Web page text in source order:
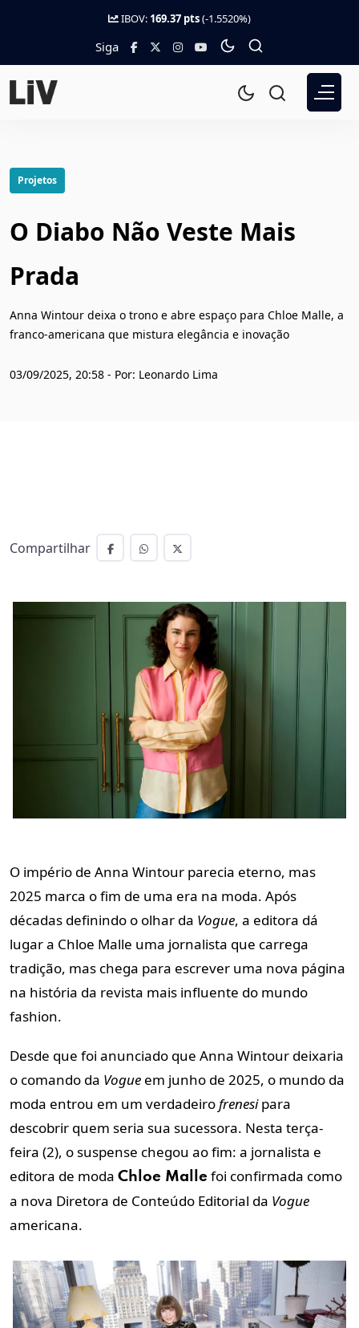
IBOV: 169.37 pts(-1.5520%)
Siga
Projetos
O Diabo Não Veste Mais
Prada
Anna Wintour deixa o trono e abre espaço para Chloe Malle, a
franco-americana que mistura elegância e inovação
03/09/2025, 20:58 - Por: Leonardo Lima
Compartilhar
O império de Anna Wintour parecia eterno, mas
2025 marca o fim de uma era na moda. Após
décadas definindo o olhar da Vogue, a editora dá
lugar a Chloe Malle uma jornalista que carrega
tradição, mas chega para escrever uma nova página
na história da revista mais influente do mundo
fashion.
Desde que foi anunciado que Anna Wintour deixaria
o comando da Vogue em junho de 2025, o mundo da
moda entrou em um verdadeirofrenesipara
descobrir quem seria sua sucessora. Nesta terça-
feira (2), o suspense chegou ao fim: a jornalista e
editora de moda Chloe Malle foi confirmada como
a nova Diretora de Conteúdo Editorial da Vogue
americana.